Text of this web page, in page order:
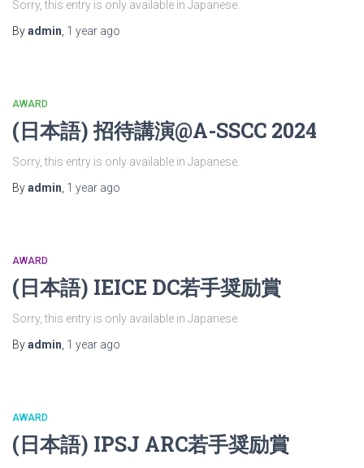
Sorry, this entry is only available in Japanese.
Byadmin 1 year ago
AWARD
(日本語) 招待講演@A-SSCC 2024
Sorry, this entry is only available in Japanese.
Byadmin 1 year ago
AWARD
(日本語) IEICE DC若手奨励賞
Sorry, this entry is only available in Japanese.
Byadmin 1 year ago
AWARD
(日本語) IPSJ ARC若手奨励賞